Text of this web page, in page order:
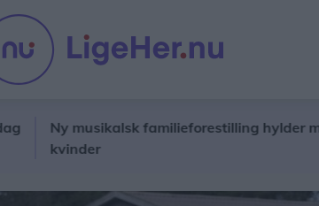
Ny musikalsk familieforestilling hylder modige
kvinder